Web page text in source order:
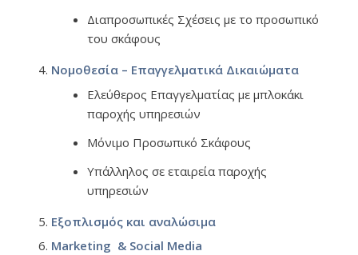
Διαπροσωπικές Σχέσεις με το προσωπικό
του σκάφους
Νομοθεσία – Επαγγελματικά Δικαιώματα
Ελεύθερος Επαγγελματίας με μπλοκάκι
παροχής υπηρεσιών
Μόνιμο Προσωπικό Σκάφους
Υπάλληλος σε εταιρεία παροχής
υπηρεσιών
Εξοπλισμός και αναλώσιμα
Marketing & Social Media